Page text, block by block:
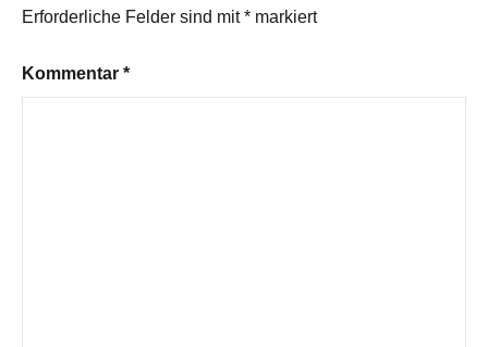
Erforderliche Felder sind mit* markiert
Kommentar *